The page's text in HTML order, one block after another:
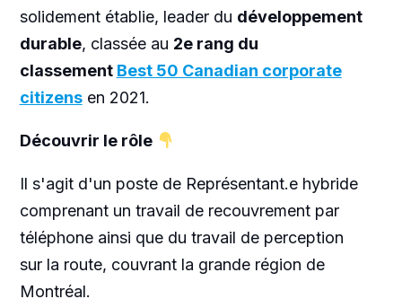
solidement établie, leader du développement
durable, classée au 2e rang du
classement Best 50 Canadian corporate
citizensen 2021.
Découvrir le rôle
Il s'agit d'un poste de Représentant.e hybride
comprenant un travail de recouvrement par
téléphone ainsi que du travail de perception
sur la route, couvrant la grande région de
Montréal.